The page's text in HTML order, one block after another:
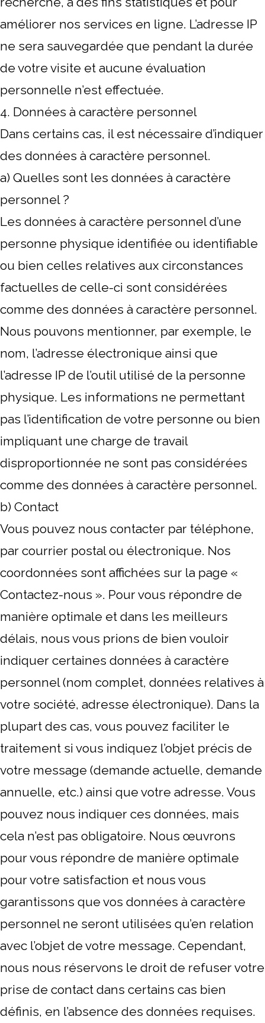
améliorer nos services en ligne. L’adresse IP
ne sera sauvegardée que pendant la durée
de votre visite et aucune évaluation
personnelle n’est effectuée.
4. Données à caractère personnel
Dans certains cas, il est nécessaire d’indiquer
des données à caractère personnel.
a) Quelles sont les données à caractère
personnel ?
Les données à caractère personnel d’une
personne physique identifiée ou identifiable
ou bien celles relatives aux circonstances
factuelles de celle-ci sont considérées
comme des données à caractère personnel.
Nous pouvons mentionner, par exemple, le
nom, l’adresse électronique ainsi que
l’adresse IP de l’outil utilisé de la personne
physique. Les informations ne permettant
pas l’identification de votre personne ou bien
impliquant une charge de travail
disproportionnée ne sont pas considérées
comme des données à caractère personnel.
b) Contact
Vous pouvez nous contacter par téléphone,
par courrier postal ou électronique. Nos
coordonnées sont affichées sur la page «
Contactez-nous ». Pour vous répondre de
manière optimale et dans les meilleurs
délais, nous vous prions de bien vouloir
indiquer certaines données à caractère
personnel (nom complet, données relatives à
votre société, adresse électronique). Dans la
plupart des cas, vous pouvez faciliter le
traitement si vous indiquez l’objet précis de
votre message (demande actuelle, demande
annuelle, etc.) ainsi que votre adresse. Vous
pouvez nous indiquer ces données, mais
cela n’est pas obligatoire. Nous œuvrons
pour vous répondre de manière optimale
pour votre satisfaction et nous vous
garantissons que vos données à caractère
personnel ne seront utilisées qu’en relation
avec l’objet de votre message. Cependant,
nous nous réservons le droit de refuser votre
prise de contact dans certains cas bien
définis, en l’absence des données requises.